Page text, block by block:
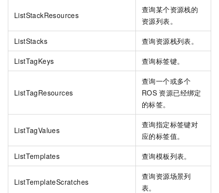
ListStackResources
查询某个资源栈的
资源列表。
ListStacks 查询资源栈列表。
ListTagKeys 查询标签键。
ListTagResources
查询一个或多个
ROS 资源已经绑定
的标签。
ListTagValues
查询指定标签键对
应的标签值。
ListTemplates 查询模板列表。
ListTemplateScratches
查询资源场景列
表。